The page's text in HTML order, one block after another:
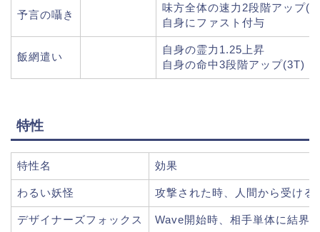
予言の囁き
味方全体の速力2段階アップ
自身にファスト付与
飯網遣い
自身の霊力1.25上昇
自身の命中3段階アップ(3T)
特性
特性名 効果
わるい妖怪 攻撃された時、人間から受け
デザイナーズフォックス Wave開始時、相手単体に結界